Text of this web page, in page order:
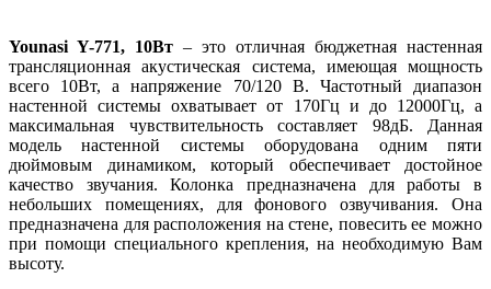
Younasi Y-771, 10Вт – это отличная бюджетная настенная
трансляционная акустическая система, имеющая мощность
всего 10Вт, а напряжение 70/120 В. Частотный диапазон
настенной системы охватывает от 170Гц и до 12000Гц, а
максимальная чувствительность составляет 98дБ. Данная
модель настенной системы оборудована одним пяти
дюймовым динамиком, который обеспечивает достойное
качество звучания. Колонка предназначена для работы в
небольших помещениях, для фонового озвучивания. Она
предназначена для расположения на стене, повесить ее можно
при помощи специального крепления, на необходимую Вам
высоту.